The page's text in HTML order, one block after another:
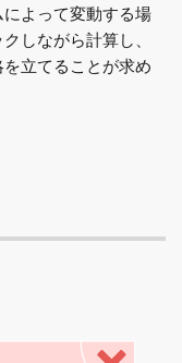
よって変動する場
しながら計算し、
立てることが求め